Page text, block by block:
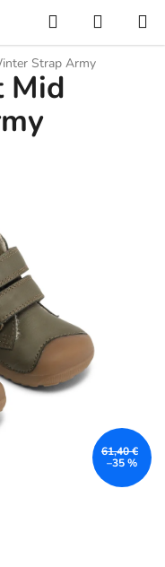
Hľadať
KOŠÍK
Strap Army
Mid
61,40 €
–35 %